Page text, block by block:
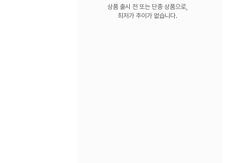
상품 출시 전 또는 단종 상품으로,
최저가 추이가 없습니다.